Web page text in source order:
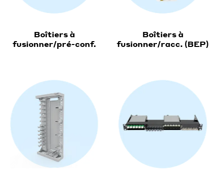
Boîtiers à
fusionner/pré-conf.
Boîtiers à
fusionner/racc. (BEP)